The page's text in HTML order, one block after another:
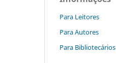
Para Leitores
Para Autores
Para Bibliotecários